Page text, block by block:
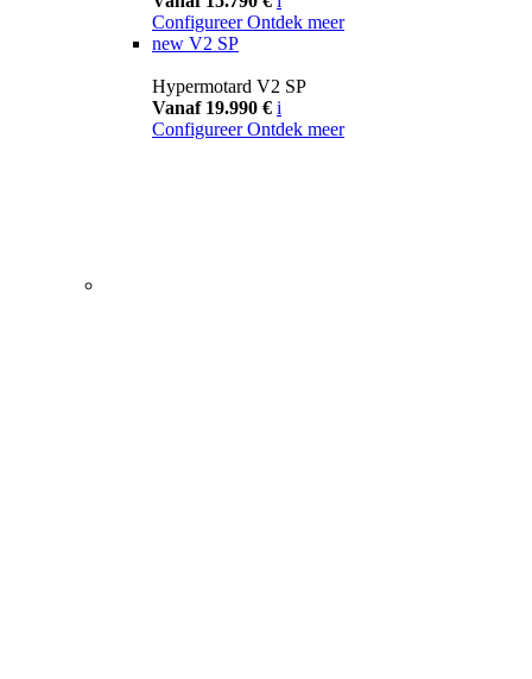
Configureer Ontdek meer
new V2 SP
Hypermotard V2 SP
Vanaf 19.990 € i
Configureer Ontdek meer